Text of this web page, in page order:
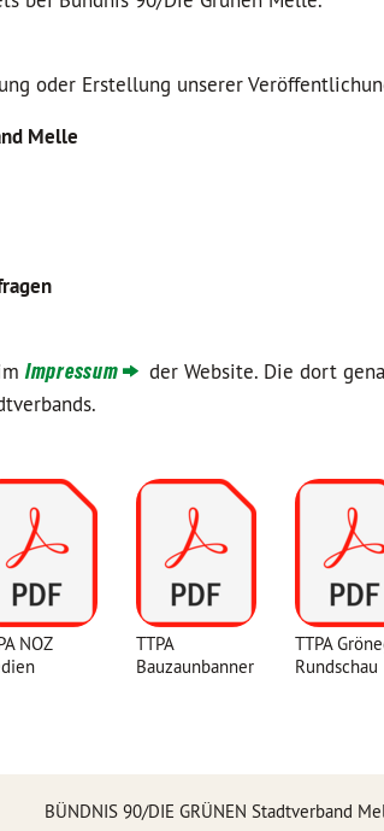
oder Erstellung unserer
Melle
Impressum
der Website. Die dort
NOZ
TTPA
Bauzaunbanner
TTPA
Rundschau
BÜNDNIS 90/DIE GRÜNEN Stadtverband